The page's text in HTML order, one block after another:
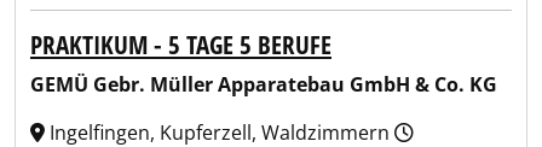
PRAKTIKUM - 5 TAGE 5 BERUFE
GEMÜ Gebr. Müller Apparatebau GmbH & Co. KG
Ingelfingen, Kupferzell, Waldzimmern